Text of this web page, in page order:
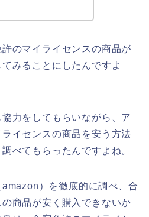
のマイライセンスの商品が
みることにしたんですよ
力をしてもらいながら、ア
イセンスの商品を安う方法
べてもらったんですよね。
）を徹底的に調べ、合
商品が安く購入できないか